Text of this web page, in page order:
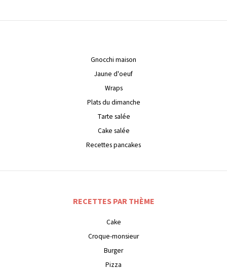
Gnocchi maison
Jaune d'oeuf
Wraps
Plats du dimanche
Tarte salée
Cake salée
Recettes pancakes
RECETTES PAR THÈME
Cake
Croque-monsieur
Burger
Pizza